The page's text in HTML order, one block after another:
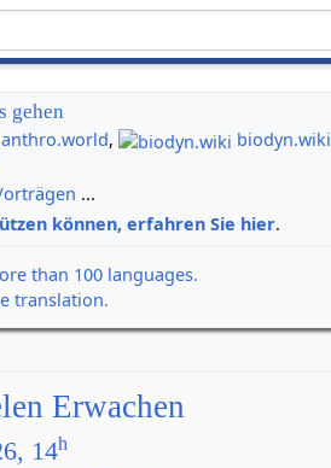
gehen
anthro.world,
biodyn.wiki
...
können, erfahren Sie hier.
than 100 languages.
translation.
Erwachen
14h